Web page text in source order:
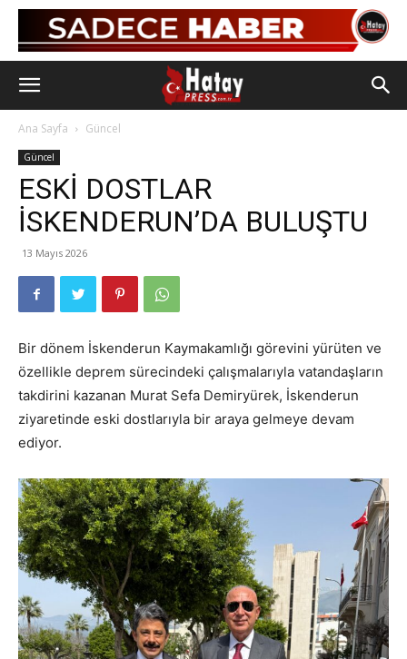
Ana Sayfa Güncel
Güncel
ESKİ DOSTLAR
İSKENDERUN’DA BULUŞTU
13 Mayıs 2026
Bir dönem İskenderun Kaymakamlığı görevini yürüten ve
özellikle deprem sürecindeki çalışmalarıyla vatandaşların
takdirini kazanan Murat Sefa Demiryürek, İskenderun
ziyaretinde eski dostlarıyla bir araya gelmeye devam
ediyor.